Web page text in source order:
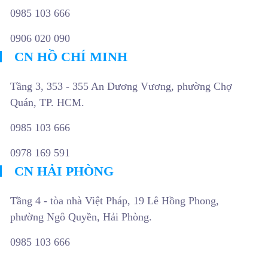
0985 103 666
0906 020 090
CN HỒ CHÍ MINH
Tầng 3, 353 - 355 An Dương Vương, phường Chợ
Quán, TP. HCM.
0985 103 666
0978 169 591
CN HẢI PHÒNG
Tầng 4 - tòa nhà Việt Pháp, 19 Lê Hồng Phong,
phường Ngô Quyền, Hải Phòng.
0985 103 666